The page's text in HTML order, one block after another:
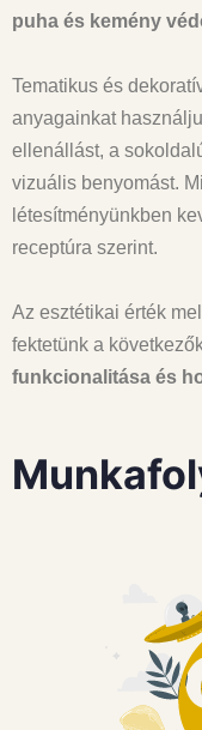
puha és kemény
Tematikus és
anyagainkat
ellenállást, a
vizuális benyomást.
létesítményünkben
receptúra szerint.
Az esztétikai érték
fektetünk a
funkcionalitása és